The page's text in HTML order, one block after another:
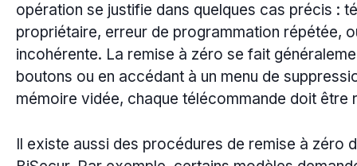
opération se justifie dans quelques cas précis :
propriétaire, erreur de programmation répétée,
incohérente. La remise à zéro se fait
boutons ou en accédant à un menu de
mémoire vidée, chaque télécommande doit être
Il existe aussi des procédures de remise à zéro